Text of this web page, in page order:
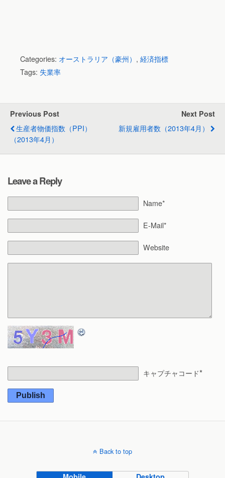
Categories: オーストラリア（豪州） , 経済指標
Tags: 失業率
Previous Post
生産者物価指数（PPI）
（2013年4月）
Next Post
新規雇用者数（2013年4月）
Leave a Reply
Name*
E-Mail*
Website
キャプチャコード*
Publish
Back to top